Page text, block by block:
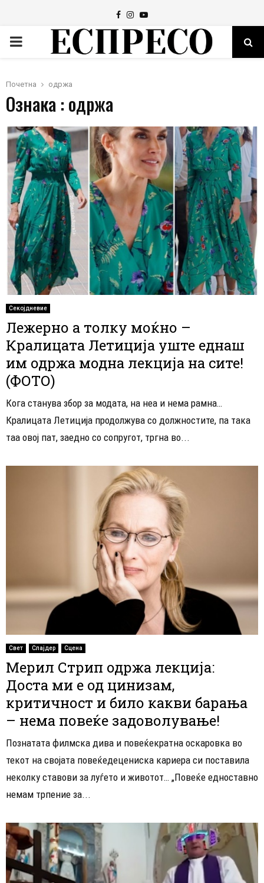
Facebook
Instagram
Youtube
PRIMARY
Почетна одржа
Ознака : одржа
Секојдневие
Лежерно а толку моќно –
Кралицата Летиција уште еднаш
им одржа модна лекција на сите!
(ФОТО)
Кога станува збор за модата, на неа и нема рамна…
Кралицата Летиција продолжува со должностите, па така
таа овој пат, заедно со сопругот, тргна во...
Свет Слајдер Сцена
Мерил Стрип одржа лекција:
Доста ми е од цинизам,
критичност и било какви барања
– нема повеќе задоволување!
Познатата филмска дива и повеќекратна оскаровка во
текот на својата повеќедецениска кариера си поставила
неколку ставови за луѓето и животот… „Повеќе едноставно
немам трпение за...